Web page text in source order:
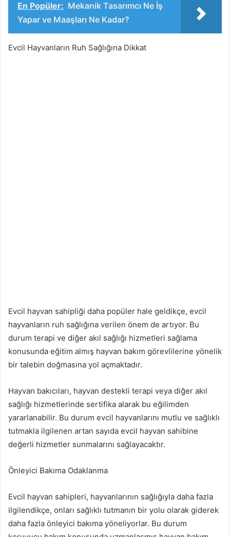
En Popüler: Mekanik Tasarımcı Ne İş
Yapar ve Maaşları Ne Kadar?
Evcil Hayvanların Ruh Sağlığına Dikkat
Evcil hayvan sahipliği daha popüler hale geldikçe, evcil
hayvanların ruh sağlığına verilen önem de artıyor. Bu
durum terapi ve diğer akıl sağlığı hizmetleri sağlama
konusunda eğitim almış hayvan bakım görevlilerine yönelik
bir talebin doğmasına yol açmaktadır.
Hayvan bakıcıları, hayvan destekli terapi veya diğer akıl
sağlığı hizmetlerinde sertifika alarak bu eğilimden
yararlanabilir. Bu durum evcil hayvanlarını mutlu ve sağlıklı
tutmakla ilgilenen artan sayıda evcil hayvan sahibine
değerli hizmetler sunmalarını sağlayacaktır.
Önleyici Bakıma Odaklanma
Evcil hayvan sahipleri, hayvanlarının sağlığıyla daha fazla
ilgilendikçe, onları sağlıklı tutmanın bir yolu olarak giderek
daha fazla önleyici bakıma yöneliyorlar. Bu durum